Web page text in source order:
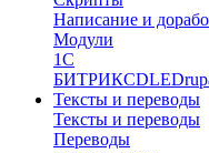
Написание и
Модули
1C
БИТРИКСDLE
Тексты и переводы
Тексты и переводы
Переводы